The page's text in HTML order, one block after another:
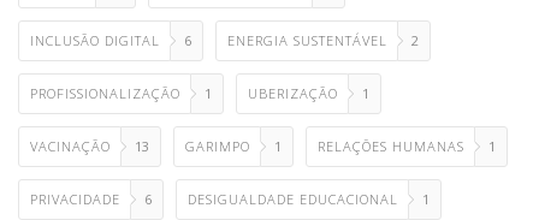
INCLUSÃO DIGITAL 6 ENERGIA SUSTENTÁVEL 2
PROFISSIONALIZAÇÃO 1 UBERIZAÇÃO 1
VACINAÇÃO 13 GARIMPO 1 RELAÇÕES HUMANAS 1
PRIVACIDADE 6 DESIGUALDADE EDUCACIONAL 1